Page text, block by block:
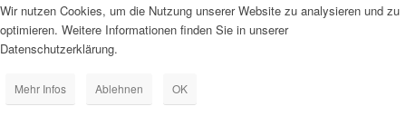
Wir nutzen Cookies, um die Nutzung unserer Website zu analysieren und zu
optimieren. Weitere Informationen finden Sie in unserer
Datenschutzerklärung.
Mehr Infos Ablehnen OK